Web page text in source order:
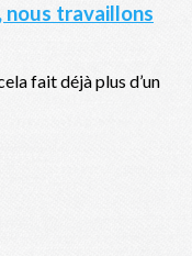
travaillons
fait déjà plus d’un